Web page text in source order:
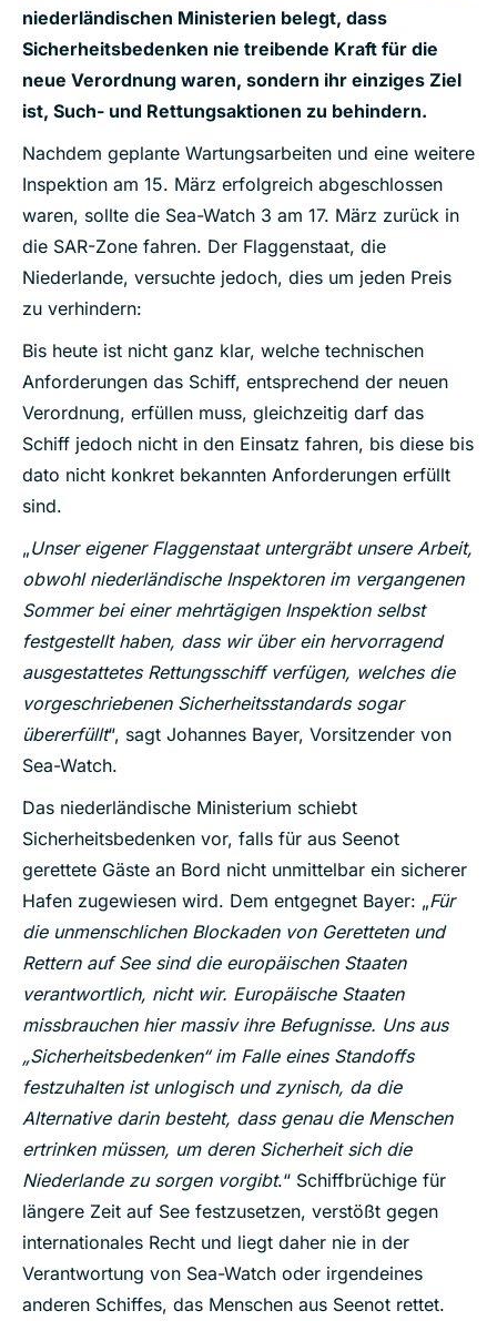
niederländischen Ministerien belegt, dass
Sicherheitsbedenken nie treibende Kraft für die
neue Verordnung waren, sondern ihr einziges Ziel
ist, Such- und Rettungsaktionen zu behindern.
Nachdem geplante Wartungsarbeiten und eine weitere
Inspektion am 15. März erfolgreich abgeschlossen
waren, sollte die Sea-Watch 3 am 17. März zurück in
die SAR-Zone fahren. Der Flaggenstaat, die
Niederlande, versuchte jedoch, dies um jeden Preis
zu verhindern:
Bis heute ist nicht ganz klar, welche technischen
Anforderungen das Schiff, entsprechend der neuen
Verordnung, erfüllen muss, gleichzeitig darf das
Schiff jedoch nicht in den Einsatz fahren, bis diese bis
dato nicht konkret bekannten Anforderungen erfüllt
sind.
„Unser eigener Flaggenstaat untergräbt unsere Arbeit,
obwohl niederländische Inspektoren im vergangenen
Sommer bei einer mehrtägigen Inspektion selbst
festgestellt haben, dass wir über ein hervorragend
ausgestattetes Rettungsschiff verfügen, welches die
vorgeschriebenen Sicherheitsstandards sogar
übererfüllt“, sagt Johannes Bayer, Vorsitzender von
Sea-Watch.
Das niederländische Ministerium schiebt
Sicherheitsbedenken vor, falls für aus Seenot
gerettete Gäste an Bord nicht unmittelbar ein sicherer
Hafen zugewiesen wird. Dem entgegnet Bayer: „Für
die unmenschlichen Blockaden von Geretteten und
Rettern auf See sind die europäischen Staaten
verantwortlich, nicht wir. Europäische Staaten
missbrauchen hier massiv ihre Befugnisse. Uns aus
„Sicherheitsbedenken“ im Falle eines Standoffs
festzuhalten ist unlogisch und zynisch, da die
Alternative darin besteht, dass genau die Menschen
ertrinken müssen, um deren Sicherheit sich die
Niederlande zu sorgen vorgibt.“ Schiffbrüchige für
längere Zeit auf See festzusetzen, verstößt gegen
internationales Recht und liegt daher nie in der
Verantwortung von Sea-Watch oder irgendeines
anderen Schiffes, das Menschen aus Seenot rettet.